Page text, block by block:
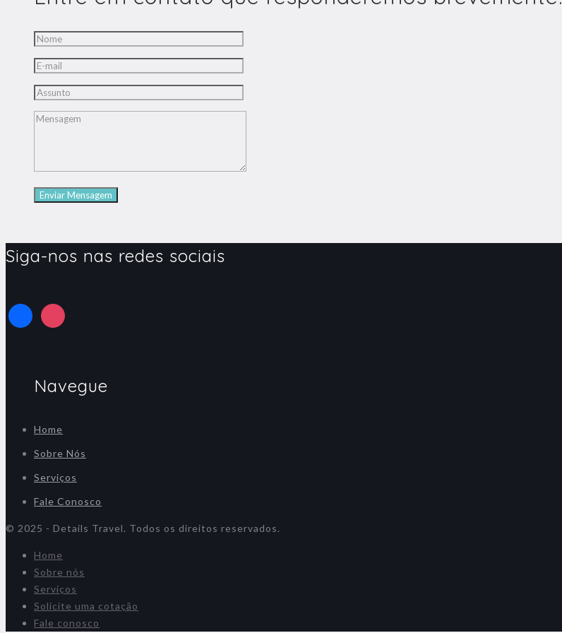
Siga-nos nas redes sociais
Navegue
Home
Sobre Nós
Serviços
Fale Conosco
© 2025 - Details Travel. Todos os direitos reservados.
Home
Sobre nós
Serviços
Solicite uma cotação
Fale conosco